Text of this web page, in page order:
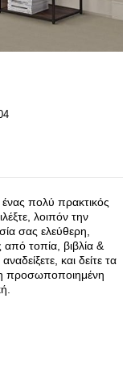
ένας πολύ πρακτικός
λοιπόν την
σας ελεύθερη,
τοπία, βιβλία &
και δείτε τα
προσωποποιημένη